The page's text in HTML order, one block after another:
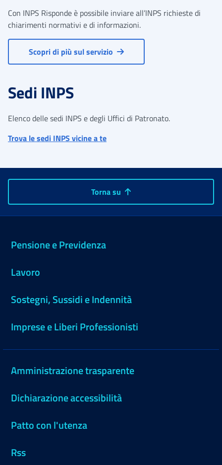
Con INPS Risponde è possibile inviare all’INPS richieste di
chiarimenti normativi e di informazioni.
Scopri di più sul servizio
Sedi INPS
Elenco delle sedi INPS e degli Uffici di Patronato.
Trova le sedi INPS vicine a te
Torna su
Pensione e Previdenza
Lavoro
Sostegni, Sussidi e Indennità
Imprese e Liberi Professionisti
Amministrazione trasparente
Dichiarazione accessibilità
Patto con l'utenza
Rss